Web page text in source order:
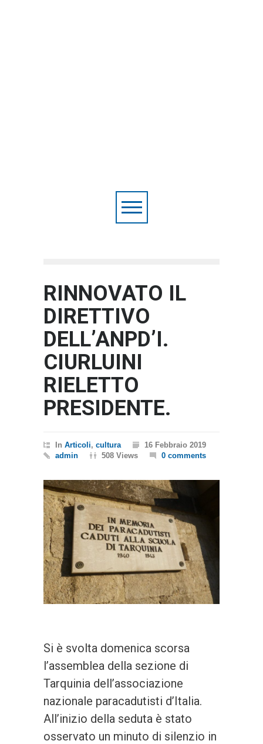
RINNOVATO IL
DIRETTIVO
DELL’ANPD’I.
CIURLUINI
RIELETTO
PRESIDENTE.
In Articoli, cultura
16 Febbraio 2019
admin
508 Views 0 comments
Si è svolta domenica scorsa
l’assemblea della sezione di
Tarquinia dell’associazione
nazionale paracadutisti d’Italia.
All’inizio della seduta è stato
osservato un minuto di silenzio in